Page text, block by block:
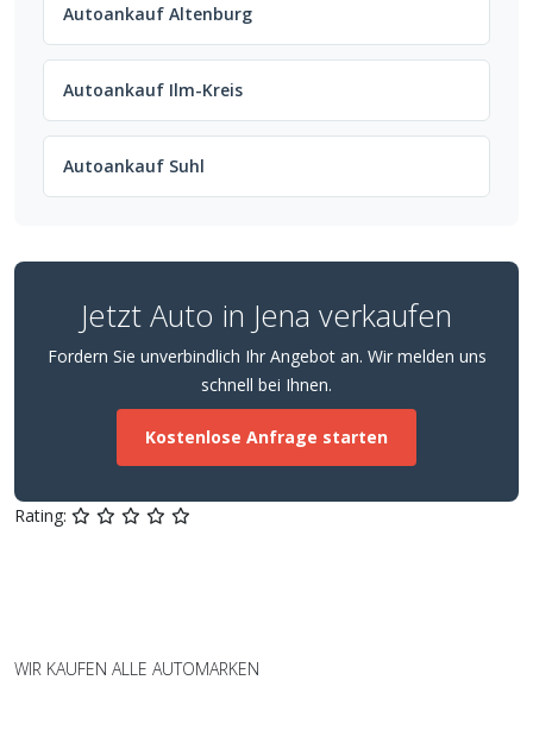
Autoankauf Altenburg
Autoankauf Ilm-Kreis
Autoankauf Suhl
Jetzt Auto in Jena verkaufen
Fordern Sie unverbindlich Ihr Angebot an. Wir melden uns
schnell bei Ihnen.
Kostenlose Anfrage starten
Rating:
WIR KAUFEN ALLE AUTOMARKEN